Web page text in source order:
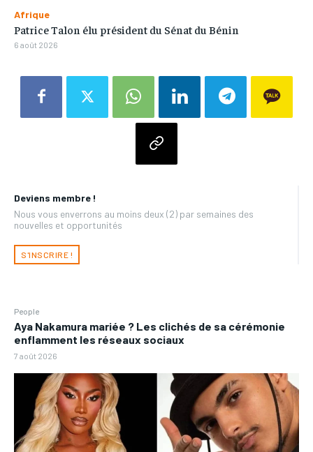
Deviens membre !
Nous vous enverrons au moins deux (2) par semaines des
nouvelles et opportunités
S'INSCRIRE !
People
Aya Nakamura mariée ? Les clichés de sa cérémonie
enflamment les réseaux sociaux
7 août 2026
Afrique
Patrice Talon élu président du Sénat du Bénin
6 août 2026